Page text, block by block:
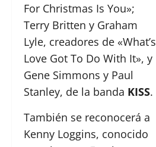
For Christmas Is You»;
Terry Britten y Graham
Lyle, creadores de «What’s
Love Got To Do With It», y
Gene Simmons y Paul
Stanley, de la banda KISS.
También se reconocerá a
Kenny Loggins, conocido